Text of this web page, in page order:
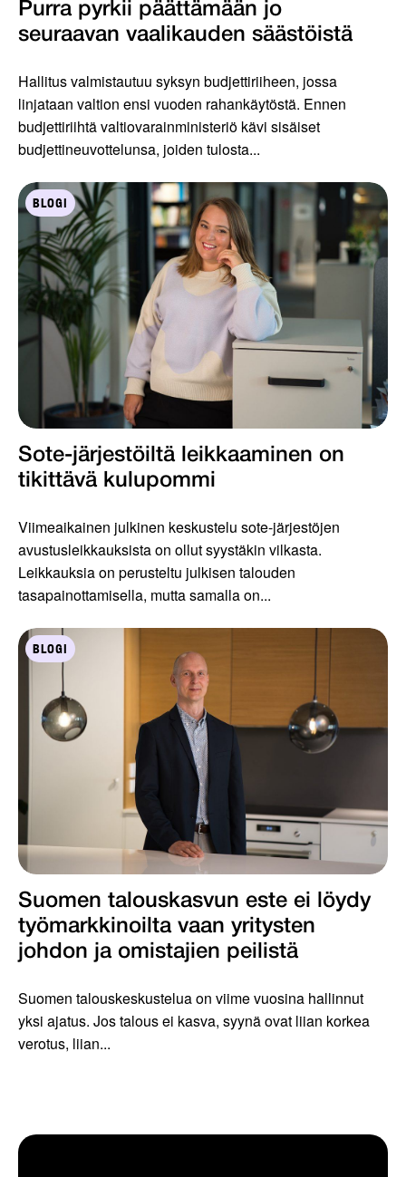
Purra pyrkii päättämään jo
seuraavan vaalikauden säästöistä
Hallitus valmistautuu syksyn budjettiriiheen, jossa
linjataan valtion ensi vuoden rahankäytöstä. Ennen
budjettiriihtä valtiovarainministeriö kävi sisäiset
budjettineuvottelunsa, joiden tulosta...
BLOGI
Sote-järjestöiltä leikkaaminen on
tikittävä kulupommi
Viimeaikainen julkinen keskustelu sote-järjestöjen
avustusleikkauksista on ollut syystäkin vilkasta.
Leikkauksia on perusteltu julkisen talouden
tasapainottamisella, mutta samalla on...
BLOGI
Suomen talouskasvun este ei löydy
työmarkkinoilta vaan yritysten
johdon ja omistajien peilistä
Suomen talouskeskustelua on viime vuosina hallinnut
yksi ajatus. Jos talous ei kasva, syynä ovat liian korkea
verotus, liian...